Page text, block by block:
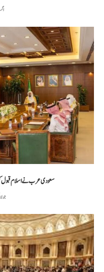
سعودی عرب نے اسلام قبول
جولائی